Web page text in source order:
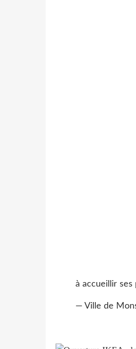
à accueillir
— Ville de